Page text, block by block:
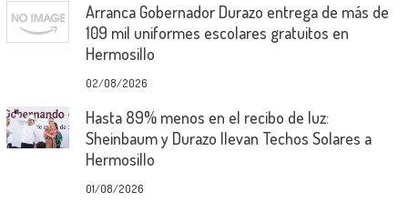
Arranca Gobernador Durazo entrega de más de
109 mil uniformes escolares gratuitos en
Hermosillo
02/08/2026
Hasta 89% menos en el recibo de luz:
Sheinbaum y Durazo llevan Techos Solares a
Hermosillo
01/08/2026